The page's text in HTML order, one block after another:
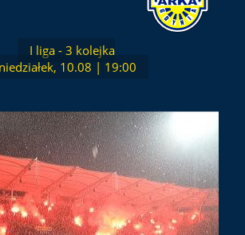
I liga - 3 kolejka
10.08 | 19:00